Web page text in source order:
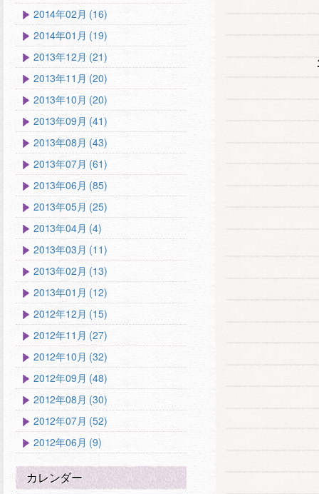
2014年02月 (16)
2014年01月 (19)
2013年12月 (21)
2013年11月 (20)
2013年10月 (20)
2013年09月 (41)
2013年08月 (43)
2013年07月 (61)
2013年06月 (85)
2013年05月 (25)
2013年04月 (4)
2013年03月 (11)
2013年02月 (13)
2013年01月 (12)
2012年12月 (15)
2012年11月 (27)
2012年10月 (32)
2012年09月 (48)
2012年08月 (30)
2012年07月 (52)
2012年06月 (9)
カレンダー